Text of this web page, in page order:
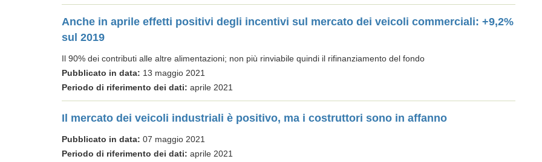
Anche in aprile effetti positivi degli incentivi sul mercato dei veicoli commerciali: +9,2%
sul 2019
Il 90% dei contributi alle altre alimentazioni; non più rinviabile quindi il rifinanziamento del fondo
Pubblicato in data: 13 maggio 2021
Periodo di riferimento dei dati: aprile 2021
Il mercato dei veicoli industriali è positivo, ma i costruttori sono in affanno
Pubblicato in data: 07 maggio 2021
Periodo di riferimento dei dati: aprile 2021